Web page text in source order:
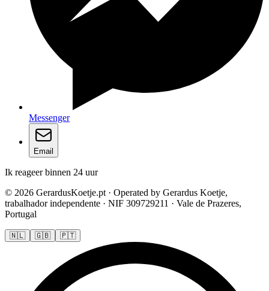
Messenger
Email
Ik reageer binnen 24 uur
© 2026 GerardusKoetje.pt · Operated by Gerardus Koetje,
trabalhador independente · NIF 309729211 · Vale de Prazeres,
Portugal
🇳🇱 🇬🇧 🇵🇹